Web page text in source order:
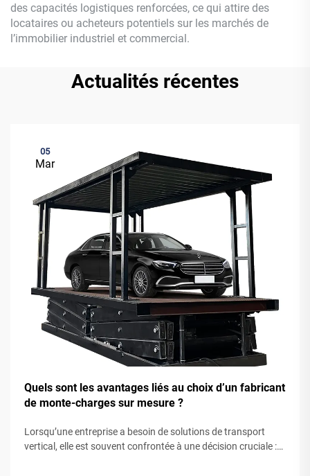
des capacités logistiques renforcées, ce qui attire des
locataires ou acheteurs potentiels sur les marchés de
l’immobilier industriel et commercial.
Actualités récentes
05
Mar
Quels sont les avantages liés au choix d’un fabricant
de monte-charges sur mesure ?
Lorsqu’une entreprise a besoin de solutions de transport
vertical, elle est souvent confrontée à une décision cruciale :